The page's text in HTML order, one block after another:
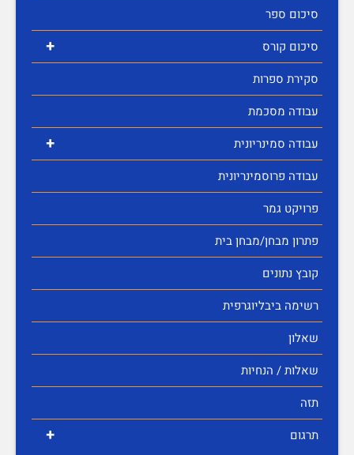
סיכום ספר
+
סיכום קורס
סקירת ספרות
עבודה מסכמת
+
עבודה סמינריונית
עבודה פרוסמינריונית
פרויקט גמר
פתרון מבחן/מבחן בית
קובץ נתונים
רשימה ביבליוגרפית
שאלון
שאלות / הנחיות
תזה
+ תרגום